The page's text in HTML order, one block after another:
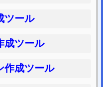
ツール
成ツール
作成ツール